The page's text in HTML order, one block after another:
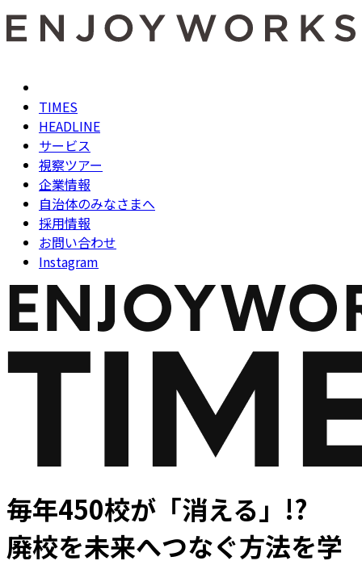
TIMES
HEADLINE
サービス
視察ツアー
企業情報
自治体のみなさまへ
採用情報
お問い合わせ
Instagram
毎年450校が「消える」!?
廃校を未来へつなぐ方法を学